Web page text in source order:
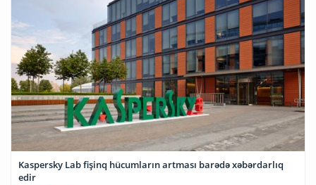
Kaspersky Lab fişinq hücumların artması barədə xəbərdarlıq
edir